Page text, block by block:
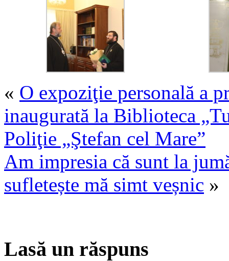
« O expoziţie personală a
inaugurată la Biblioteca
Poliţie „Ştefan cel Mare”
Am impresia că sunt la
sufletește mă simt veșnic »
Lasă un răspuns